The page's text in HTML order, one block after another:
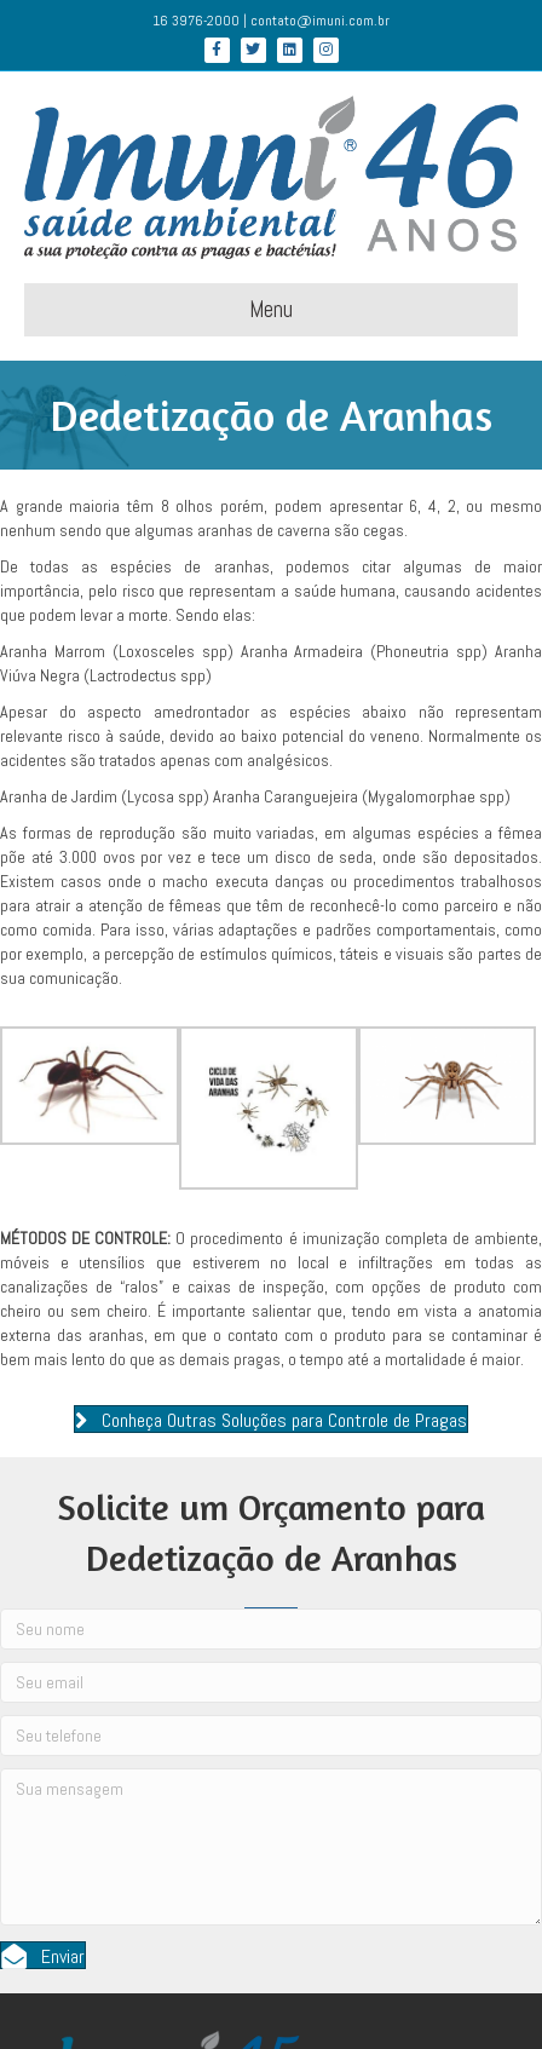
16 3976-2000 | contato@imuni.com.br
FacebookTwitterLinkedinInstagram
Menu
Dedetização de Aranhas
A grande maioria têm 8 olhos porém, podem apresentar 6, 4, 2, ou mesmo
nenhum sendo que algumas aranhas de caverna são cegas.
De todas as espécies de aranhas, podemos citar algumas de maior
importância, pelo risco que representam a saúde humana, causando acidentes
que podem levar a morte. Sendo elas:
Aranha Marrom (Loxosceles spp) Aranha Armadeira (Phoneutria spp) Aranha
Viúva Negra (Lactrodectus spp)
Apesar do aspecto amedrontador as espécies abaixo não representam
relevante risco à saúde, devido ao baixo potencial do veneno. Normalmente os
acidentes são tratados apenas com analgésicos.
Aranha de Jardim (Lycosa spp) Aranha Caranguejeira (Mygalomorphae spp)
As formas de reprodução são muito variadas, em algumas espécies a fêmea
põe até 3.000 ovos por vez e tece um disco de seda, onde são depositados.
Existem casos onde o macho executa danças ou procedimentos trabalhosos
para atrair a atenção de fêmeas que têm de reconhecê-lo como parceiro e não
como comida. Para isso, várias adaptações e padrões comportamentais, como
por exemplo, a percepção de estímulos químicos, táteis e visuais são partes de
sua comunicação.
MÉTODOS DE CONTROLE: O procedimento é imunização completa de ambiente,
móveis e utensílios que estiverem no local e infiltrações em todas as
canalizações de “ralos” e caixas de inspeção, com opções de produto com
cheiro ou sem cheiro. É importante salientar que, tendo em vista a anatomia
externa das aranhas, em que o contato com o produto para se contaminar é
bem mais lento do que as demais pragas, o tempo até a mortalidade é maior.
Conheça Outras Soluções para Controle de Pragas
Solicite um Orçamento para
Dedetização de Aranhas
Enviar